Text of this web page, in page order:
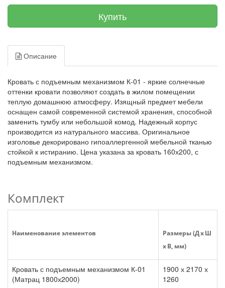
Купить
Описание
Кровать с подъемным механизмом К-01 - яркие солнечные
оттенки кровати позволяют создать в жилом помещении
теплую домашнюю атмосферу. Изящный предмет мебели
оснащен самой современной системой хранения, способной
заменить тумбу или небольшой комод. Надежный корпус
производится из натурального массива. Оригинальное
изголовье декорировано гипоаллергенной мебельной тканью
стойкой к истиранию. Цена указана за кровать 160х200, с
подъемным механизмом.
Комплект
Наименование элементов
Размеры (Д x Ш
x В, мм)
Кровать с подъемным механизмом К-01
(Матрац 1800х2000)
1900 х 2170 х
1260